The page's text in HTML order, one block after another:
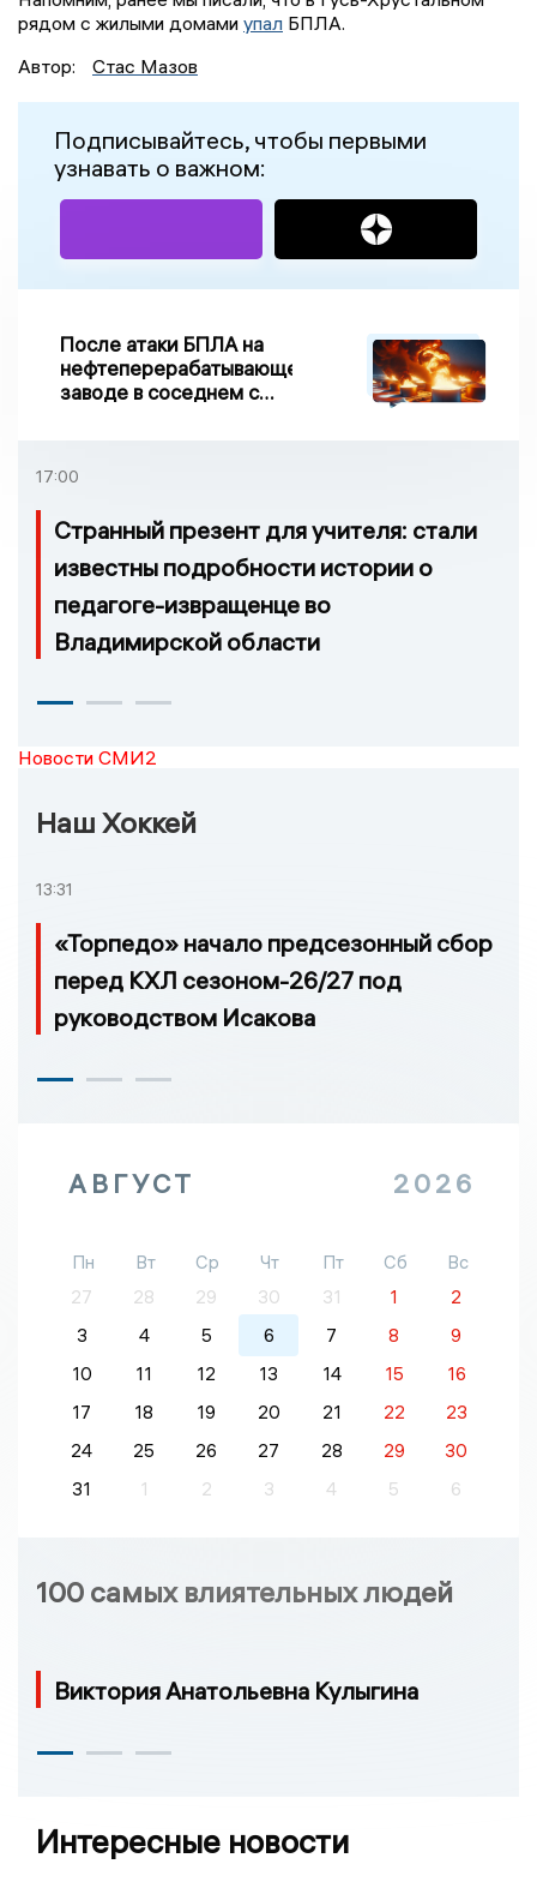
рядом с жилыми домами упал БПЛА.
Автор:
Стас Мазов
Подписывайтесь, чтобы первыми
узнавать о важном:
После атаки БПЛА на
нефтеперерабатывающем
заводе в соседнем с
17:00
Странный презент для учителя: стали
известны подробности истории о
педагоге-извращенце во
Владимирской области
Новости СМИ2
Наш Хоккей
13:31
«Торпедо» начало предсезонный сбор
перед КХЛ сезоном-26/27 под
руководством Исакова
АВГУСТ 2026
Пн Вт Ср Чт Пт Сб
Вс
27
28 29 30 31 1
2
3
4 5 6 7 8
9
10
11 12 13 14 15
16
17
18 19 20 21 22
23
24
25 26 27 28 29
30
31
1 2 3 4 5 6
100 самых влиятельных людей
Виктория Анатольевна Кулыгина
Интересные новости